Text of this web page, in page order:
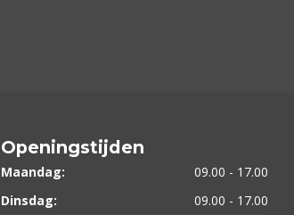
Openingstijden
Maandag:
09.00 - 17.00
Dinsdag:
09.00 - 17.00